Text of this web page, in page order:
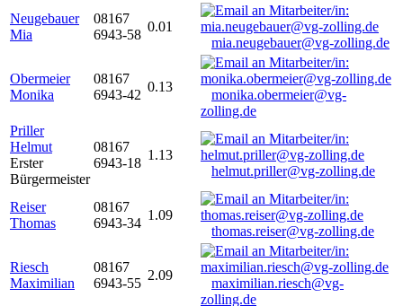
Neugebauer
Mia
08167
6943-58
0.01
mia.neugebauer@vg-zolling.de
Obermeier
Monika
08167
6943-42
0.13
monika.obermeier@vg-
zolling.de
Priller
Helmut
Erster
Bürgermeister
08167
6943-18
1.13
helmut.priller@vg-zolling.de
Reiser
Thomas
08167
6943-34
1.09
thomas.reiser@vg-zolling.de
Riesch
Maximilian
08167
6943-55
2.09
maximilian.riesch@vg-
zolling.de